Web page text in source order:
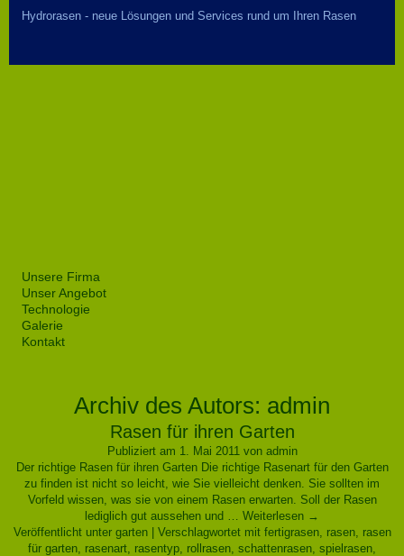
Hydrorasen - neue Lösungen und Services rund um Ihren Rasen
Unsere Firma
Unser Angebot
Technologie
Galerie
Kontakt
Archiv des Autors: admin
Rasen für ihren Garten
Publiziert am 1. Mai 2011 von admin
Der richtige Rasen für ihren Garten Die richtige Rasenart für den Garten
zu finden ist nicht so leicht, wie Sie vielleicht denken. Sie sollten im
Vorfeld wissen, was sie von einem Rasen erwarten. Soll der Rasen
lediglich gut aussehen und … Weiterlesen →
Veröffentlicht unter garten Verschlagwortet mit fertigrasen, rasen, rasen
für garten, rasenart, rasentyp, rollrasen, schattenrasen, spielrasen,